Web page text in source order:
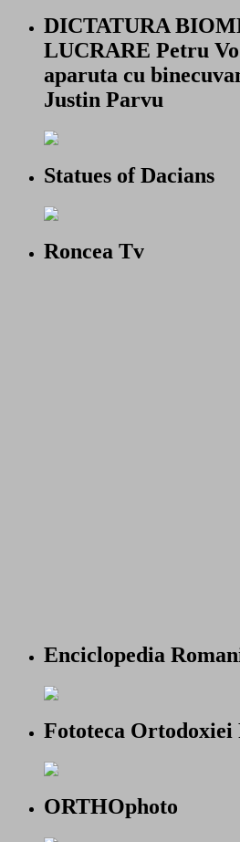
DICTATURA
LUCRARE Petru
aparuta cu
Justin Parvu
Statues of Dacians
Roncea Tv
Enciclopedia
Fototeca Ortodoxiei
ORTHOphoto